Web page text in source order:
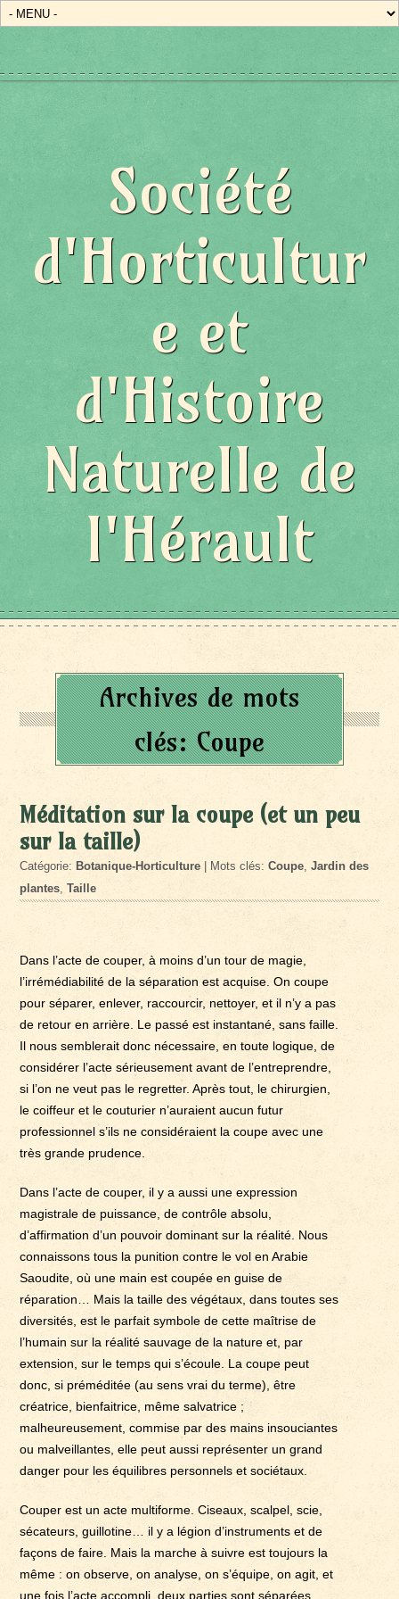
Société
d'Horticultur
e et
d'Histoire
Naturelle de
l'Hérault
Archives de mots
clés:Coupe
Méditation sur la coupe (et un peu
sur la taille)
Catégorie: Botanique-Horticulture | Mots clés:Coupe,Jardin des
plantes,Taille
Dans l’acte de couper, à moins d’un tour de magie,
l’irrémédiabilité de la séparation est acquise. On coupe
pour séparer, enlever, raccourcir, nettoyer, et il n’y a pas
de retour en arrière. Le passé est instantané, sans faille.
Il nous semblerait donc nécessaire, en toute logique, de
considérer l’acte sérieusement avant de l’entreprendre,
si l’on ne veut pas le regretter. Après tout, le chirurgien,
le coiffeur et le couturier n’auraient aucun futur
professionnel s’ils ne considéraient la coupe avec une
très grande prudence.
Dans l’acte de couper, il y a aussi une expression
magistrale de puissance, de contrôle absolu,
d’affirmation d’un pouvoir dominant sur la réalité. Nous
connaissons tous la punition contre le vol en Arabie
Saoudite, où une main est coupée en guise de
réparation… Mais la taille des végétaux, dans toutes ses
diversités, est le parfait symbole de cette maîtrise de
l’humain sur la réalité sauvage de la nature et, par
extension, sur le temps qui s’écoule. La coupe peut
donc, si préméditée (au sens vrai du terme), être
créatrice, bienfaitrice, même salvatrice ;
malheureusement, commise par des mains insouciantes
ou malveillantes, elle peut aussi représenter un grand
danger pour les équilibres personnels et sociétaux.
Couper est un acte multiforme. Ciseaux, scalpel, scie,
sécateurs, guillotine… il y a légion d’instruments et de
façons de faire. Mais la marche à suivre est toujours la
même : on observe, on analyse, on s’équipe, on agit, et
une fois l’acte accompli, deux parties sont séparées.